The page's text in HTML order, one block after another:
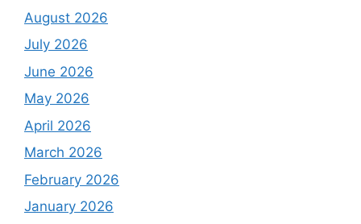
August 2026
July 2026
June 2026
May 2026
April 2026
March 2026
February 2026
January 2026